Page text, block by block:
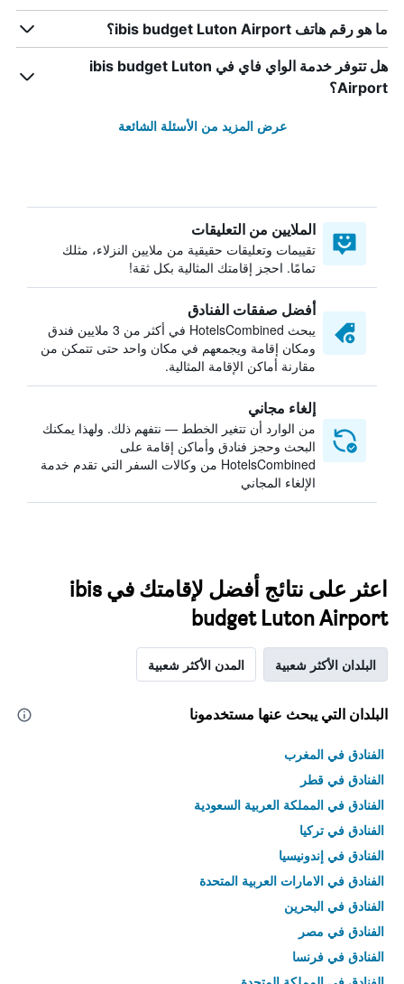
ما هو رقم هاتف ibis budget Luton Airport؟
هل تتوفر خدمة الواي فاي في ibis budget Luton
Airport؟
عرض المزيد من الأسئلة الشائعة
الملايين من التعليقات
تقييمات وتعليقات حقيقية من ملايين النزلاء، مثلك
تمامًا. احجز إقامتك المثالية بكل ثقة!
أفضل صفقات الفنادق
يبحث HotelsCombined في أكثر من 3 ملايين فندق
ومكان إقامة ويجمعهم في مكان واحد حتى تتمكن من
مقارنة أماكن الإقامة المثالية.
إلغاء مجاني
من الوارد أن تتغير الخطط — نتفهم ذلك. ولهذا يمكنك
البحث وحجز فنادق وأماكن إقامة على
HotelsCombined من وكالات السفر التي تقدم خدمة
الإلغاء المجاني
اعثر على نتائج أفضل لإقامتك في ibis
budget Luton Airport
البلدان الأكثر شعبية المدن الأكثر شعبية
البلدان التي يبحث عنها مستخدمونا
الفنادق في المغرب
الفنادق في قطر
الفنادق في المملكة العربية السعودية
الفنادق في تركيا
الفنادق في إندونيسيا
الفنادق في الامارات العربية المتحدة
الفنادق في البحرين
الفنادق في مصر
الفنادق في فرنسا